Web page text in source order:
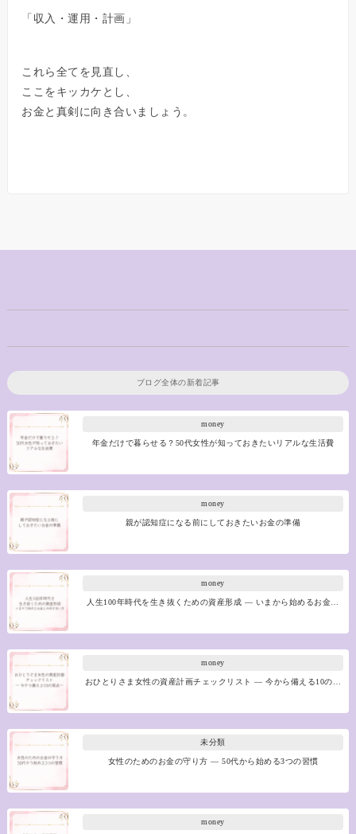
「収入・運用・計画」
これら全てを見直し、
ここをキッカケとし、
お金と真剣に向き合いましょう。
ブログ全体の新着記事
money
年金だけで暮らせる？50代女性が知っておきたいリアルな生活費
money
親が認知症になる前にしておきたいお金の準備
money
人生100年時代を生き抜くための資産形成 ― いまから始めるお金…
money
おひとりさま女性の資産計画チェックリスト ― 今から備える10の…
未分類
女性のためのお金の守り方 ― 50代から始める3つの習慣
money